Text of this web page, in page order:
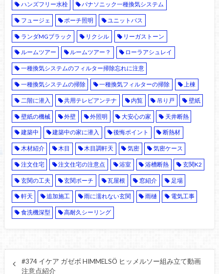
ハンズフリー水栓 パナソニック一種換気システム
フュージェ ポーチ照明 ユニットバス
ランダMGブラック リクシル リーガストーン
ルームツアー ルームツアー？ ローラアシュレイ
一種換気システムのフィルター掃除忘れに注意
一種換気システムの掃除 一種換気フィルターの掃除 上棟
二階に潜入 共用テレビアンテナ 内覧 吊り戸 壁紙
壁紙の機械 外壁 外照明 大安心の家 天井断熱
建築中 建築中の家に潜入 後悔ポイント 断熱材
木材紹介 木目 木目調軒天 気密 気密ケース
注文住宅 注文住宅の注意点 浴室 浴槽断熱 玄関K2
玄関の工夫 玄関ポーチ 瓦屋根 窓紹介 足場
軒天 追加施工 雨に濡れない玄関 雨樋 電気工事
食洗機深型 高耐久シーリング
#374 イケア ガゼボ HIMMELSÖ ヒッメルソー組み立て動画
注意点紹介